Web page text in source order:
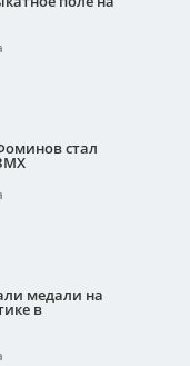
стал
медали на
в